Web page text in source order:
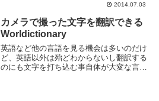
2014.07.03
カメラで撮った文字を翻訳できる
Worldictionary
英語など他の言語を見る機会は多いのだけ
ど、英語以外は殆どわからないし翻訳する
のにも文字を打ち込む事自体が大変な言葉